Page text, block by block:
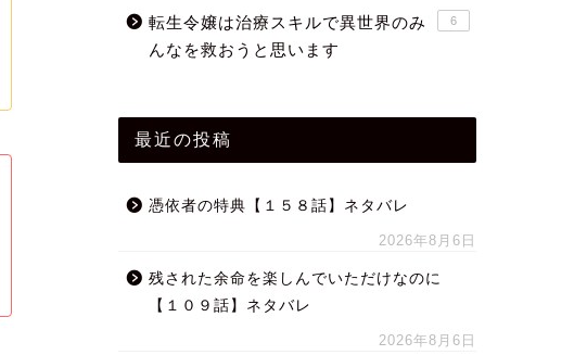
転生令嬢は治療スキルで異世界のみ
んなを救おうと思います
6
最近の投稿
憑依者の特典【１５８話】ネタバレ
2026年8月6日
残された余命を楽しんでいただけなのに
【１０９話】ネタバレ
2026年8月6日